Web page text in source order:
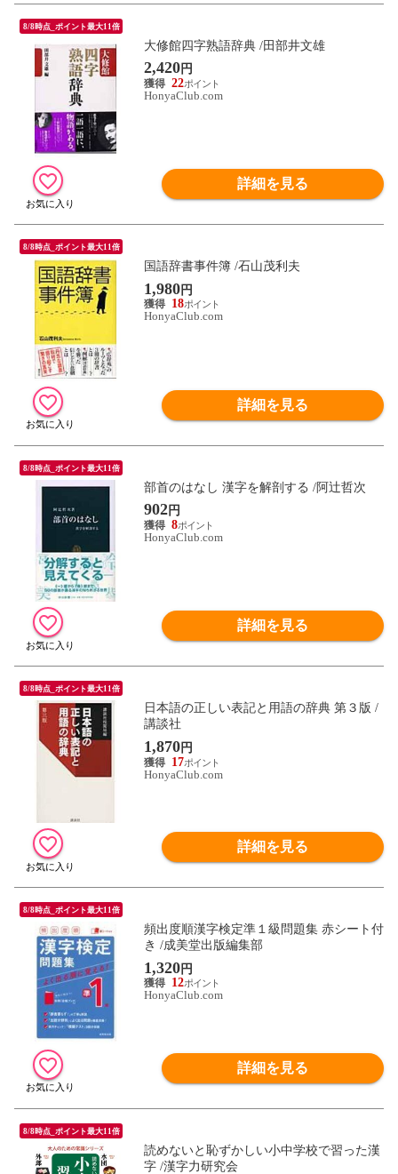
8/8時点_ポイント最大11倍
大修館四字熟語辞典 /田部井文雄
2,420円
22
HonyaClub.com
詳細を見る
8/8時点_ポイント最大11倍
国語辞書事件簿 /石山茂利夫
1,980円
18
HonyaClub.com
詳細を見る
8/8時点_ポイント最大11倍
部首のはなし 漢字を解剖する /阿辻哲次
902円
8
HonyaClub.com
詳細を見る
8/8時点_ポイント最大11倍
日本語の正しい表記と用語の辞典 第３版 /
講談社
1,870円
17
HonyaClub.com
詳細を見る
8/8時点_ポイント最大11倍
頻出度順漢字検定準１級問題集 赤シート付
き /成美堂出版編集部
1,320円
12
HonyaClub.com
詳細を見る
8/8時点_ポイント最大11倍
読めないと恥ずかしい小中学校で習った漢
字 /漢字力研究会